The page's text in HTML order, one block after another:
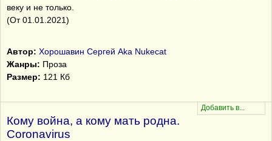
веку и не только.
(От 01.01.2021)
Автор: Хорошавин Сергей Aka Nukecat
Жанры: Проза
Размер: 121 Кб
Кому война, а кому мать родна.
Coronavirus